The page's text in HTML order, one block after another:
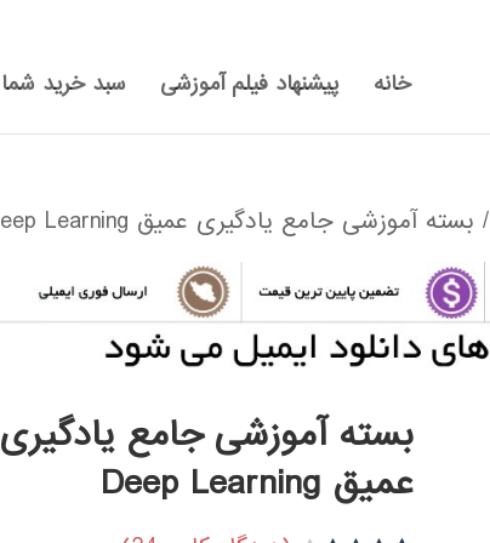
خانه پیشنهاد فیلم آموزشی سبد خرید شما
/ بسته آموزشی جامع یادگیری عمیق Deep Learning
بسته آموزشی جامع یادگیری
عمیق Deep Learning